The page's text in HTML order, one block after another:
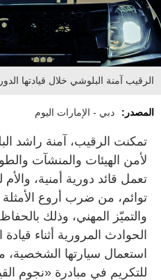
الرقيب آمنة البلوشي خلال قيادتها
المصدر: دبي - الإمارات اليوم
تمكنت الرقيب، آمنة راشد
لأمن الهيئات والمنشآت
تعمل قائد دورية أمنية، والأم
توائم، من ضرب أروع الأمثلة
والتميّز المهني، وذلك
الحوادث المرورية أثناء
استعمال سيارتها الشخصية،
للتكريم في مبادرة «نجوم